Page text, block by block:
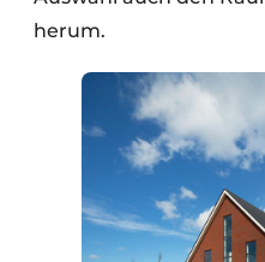
herum.